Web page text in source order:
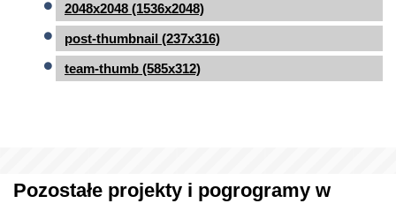
2048x2048 (1536x2048)
post-thumbnail (237x316)
team-thumb (585x312)
Pozostałe projekty i pogrogramy w